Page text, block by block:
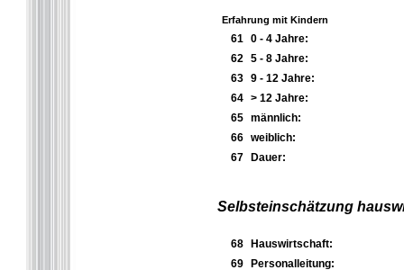
Erfahrung mit Kindern
61
0 - 4 Jahre:
62
5 - 8 Jahre:
63
9 - 12 Jahre:
64
> 12 Jahre:
65
männlich:
66
weiblich:
67
Dauer:
Selbsteinschätzung
68
Hauswirtschaft:
69
Personalleitung: